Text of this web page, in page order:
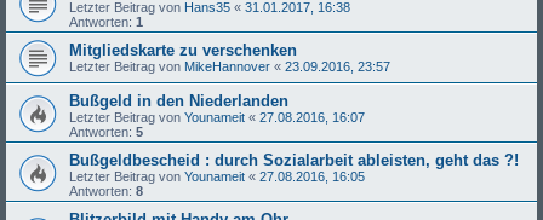
Letzter Beitrag von Hans35 « 31.01.2017, 16:38
Antworten: 1
Mitgliedskarte zu verschenken
Letzter Beitrag von MikeHannover « 23.09.2016, 23:57
Bußgeld in den Niederlanden
Letzter Beitrag von Younameit « 27.08.2016, 16:07
Antworten: 5
Bußgeldbescheid : durch Sozialarbeit ableisten, geht das ?!
Letzter Beitrag von Younameit « 27.08.2016, 16:05
Antworten: 8